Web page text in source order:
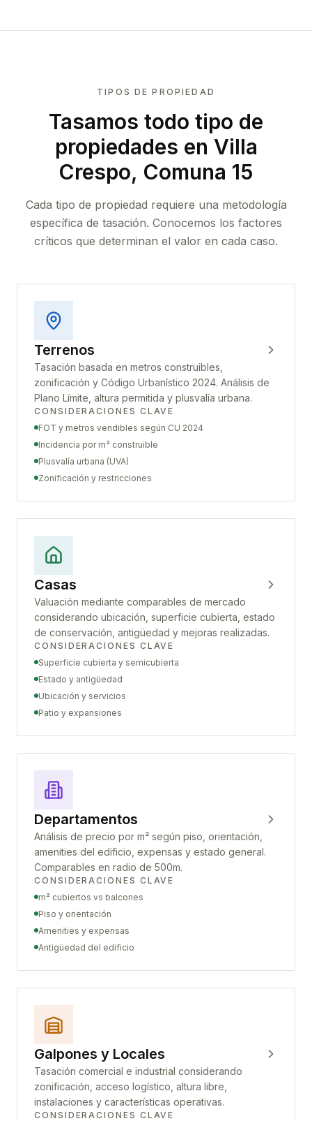
TIPOS DE PROPIEDAD
Tasamos todo tipo de
propiedades en Villa
Crespo, Comuna 15
Cada tipo de propiedad requiere una metodología
específica de tasación. Conocemos los factores
críticos que determinan el valor en cada caso.
Terrenos
Tasación basada en metros construibles,
zonificación y Código Urbanístico 2024. Análisis de
Plano Límite, altura permitida y plusvalía urbana.
CONSIDERACIONES CLAVE
FOT y metros vendibles según CU 2024
Incidencia por m² construible
Plusvalía urbana (UVA)
Zonificación y restricciones
Casas
Valuación mediante comparables de mercado
considerando ubicación, superficie cubierta, estado
de conservación, antigüedad y mejoras realizadas.
CONSIDERACIONES CLAVE
Superficie cubierta y semicubierta
Estado y antigüedad
Ubicación y servicios
Patio y expansiones
Departamentos
Análisis de precio por m² según piso, orientación,
amenities del edificio, expensas y estado general.
Comparables en radio de 500m.
CONSIDERACIONES CLAVE
m² cubiertos vs balcones
Piso y orientación
Amenities y expensas
Antigüedad del edificio
Galpones y Locales
Tasación comercial e industrial considerando
zonificación, acceso logístico, altura libre,
instalaciones y características operativas.
CONSIDERACIONES CLAVE